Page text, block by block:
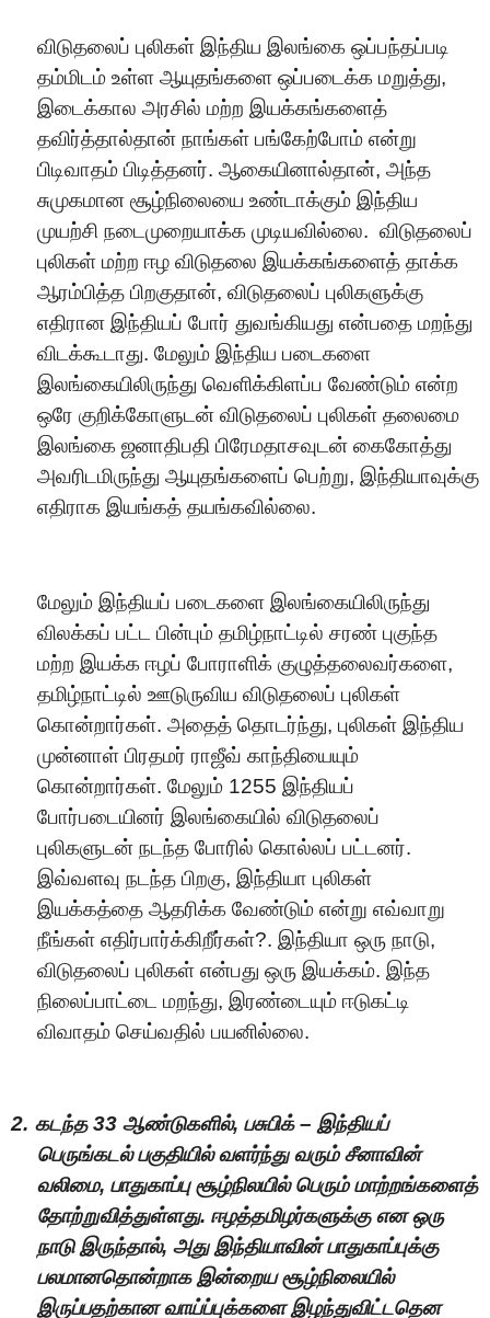
விடுதலைப் புலிகள் இந்திய இலங்கை ஒப்பந்தப்படி
தம்மிடம் உள்ள ஆயுதங்களை ஒப்படைக்க மறுத்து,
இடைக்கால அரசில் மற்ற இயக்கங்களைத்
தவிர்த்தால்தான் நாங்கள் பங்கேற்போம் என்று
பிடிவாதம் பிடித்தனர். ஆகையினால்தான், அந்த
சுமுகமான சூழ்நிலையை உண்டாக்கும் இந்திய
முயற்சி நடைமுறையாக்க முடியவில்லை. விடுதலைப்
புலிகள் மற்ற ஈழ விடுதலை இயக்கங்களைத் தாக்க
ஆரம்பித்த பிறகுதான், விடுதலைப் புலிகளுக்கு
எதிரான இந்தியப் போர் துவங்கியது என்பதை மறந்து
விடக்கூடாது. மேலும் இந்திய படைகளை
இலங்கையிலிருந்து வெளிக்கிளப்ப வேண்டும் என்ற
ஒரே குறிக்கோளுடன் விடுதலைப் புலிகள் தலைமை
இலங்கை ஜனாதிபதி பிரேமதாசவுடன் கைகோத்து
அவரிடமிருந்து ஆயுதங்களைப் பெற்று, இந்தியாவுக்கு
எதிராக இயங்கத் தயங்கவில்லை.
மேலும் இந்தியப் படைகளை இலங்கையிலிருந்து
விலக்கப் பட்ட பின்பும் தமிழ்நாட்டில் சரண் புகுந்த
மற்ற இயக்க ஈழப் போராளிக் குழுத்தலைவர்களை,
தமிழ்நாட்டில் ஊடுருவிய விடுதலைப் புலிகள்
கொன்றார்கள். அதைத் தொடர்ந்து, புலிகள் இந்திய
முன்னாள் பிரதமர் ராஜீவ் காந்தியையும்
கொன்றார்கள். மேலும் 1255 இந்தியப்
போர்படையினர் இலங்கையில் விடுதலைப்
புலிகளுடன் நடந்த போரில் கொல்லப் பட்டனர்.
இவ்வளவு நடந்த பிறகு, இந்தியா புலிகள்
இயக்கத்தை ஆதரிக்க வேண்டும் என்று எவ்வாறு
நீங்கள் எதிர்பார்க்கிறீர்கள்?. இந்தியா ஒரு நாடு,
விடுதலைப் புலிகள் என்பது ஒரு இயக்கம். இந்த
நிலைப்பாட்டை மறந்து, இரண்டையும் ஈடுகட்டி
விவாதம் செய்வதில் பயனில்லை.
2. கடந்த33 ஆண்டுகளில், பசுபிக் – இந்தியப்
பெருங்கடல் பகுதியில்வளர்ந்துவரும் சீனாவின்
வலிமை, பாதுகாப்பு சூழ்நிலயில்பெரும்மாற்றங்களைத்
தோற்றுவித்துள்ளது. ஈழத்தமிழர்களுக்கு என ஒரு
நாடு இருந்தால், அது இந்தியாவின்பாதுகாப்புக்கு
பலமானதொன்றாகஇன்றைய சூழ்நிலையில்
இருப்பதற்கானவாய்ப்புக்களைஇழந்துவிட்டதென